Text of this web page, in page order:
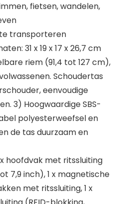
fietsen, wandelen,
transporteren
31 x 19 x 17 x 26,7 cm
riem (91,4 tot 127 cm),
Schoudertas
eenvoudige
3) Hoogwaardige SBS-
polyesterweefsel en
de tas duurzaam en
hoofdvak met ritssluiting
7,9 inch), 1 x magnetische
met ritssluiting, 1 x